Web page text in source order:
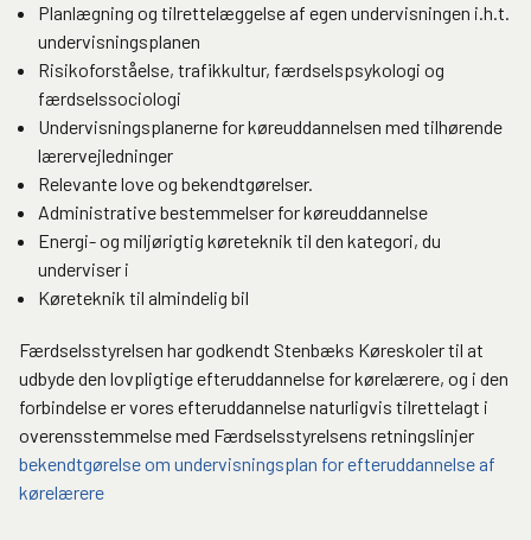
Planlægning og tilrettelæggelse af egen undervisningen i.h.t.
undervisningsplanen
Risikoforståelse, trafikkultur, færdselspsykologi og
færdselssociologi
Undervisningsplanerne for køreuddannelsen med tilhørende
lærervejledninger
Relevante love og bekendtgørelser.
Administrative bestemmelser for køreuddannelse
Energi- og miljørigtig køreteknik til den kategori, du
underviser i
Køreteknik til almindelig bil
Færdselsstyrelsen har godkendt Stenbæks Køreskoler til at
udbyde den lovpligtige efteruddannelse for kørelærere, og i den
forbindelse er vores efteruddannelse naturligvis tilrettelagt i
overensstemmelse med Færdselsstyrelsens retningslinjer
bekendtgørelse om undervisningsplan for efteruddannelse af
kørelærere